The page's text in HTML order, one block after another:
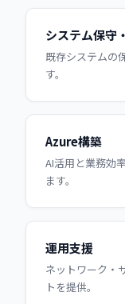
システム保守
既存システムの
す。
Azure構築
AI活用と業務効
ます。
運用支援
ネットワーク・
トを提供。